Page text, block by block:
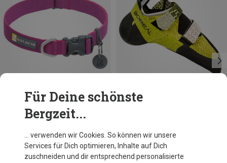
Du sparst 19%
Für Deine schönste
Bergzeit...
… verwenden wir Cookies. So können wir unsere
Services für Dich optimieren, Inhalte auf Dich
zuschneiden und dir entsprechend personalisierte